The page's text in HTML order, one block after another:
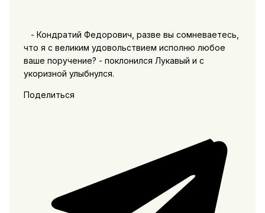
- Кондратий Федорович, разве вы сомневаетесь,
что я с великим удовольствием исполню любое
ваше поручение? - поклонился Лукавый и с
укоризной улыбнулся.
Поделиться